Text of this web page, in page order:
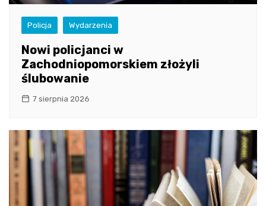
Policja Wydarzenia
Nowi policjanci w
Zachodniopomorskiem złożyli
ślubowanie
7 sierpnia 2026